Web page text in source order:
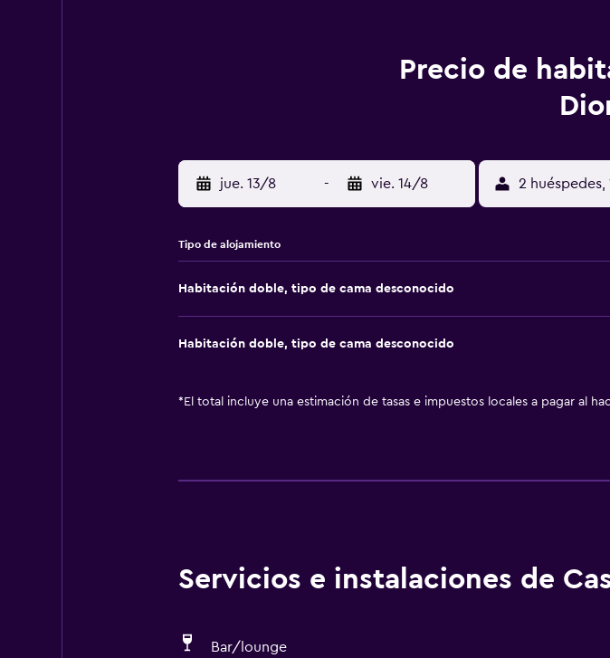
Precio de
jue. 13/8 - vie. 14/8 2 huéspedes,
Tipo de alojamiento
Habitación doble, tipo de cama desconocido
Habitación doble, tipo de cama desconocido
* El total incluye una estimación de tasas e impuestos locales a pagar al
Servicios e instalaciones de
Bar/lounge